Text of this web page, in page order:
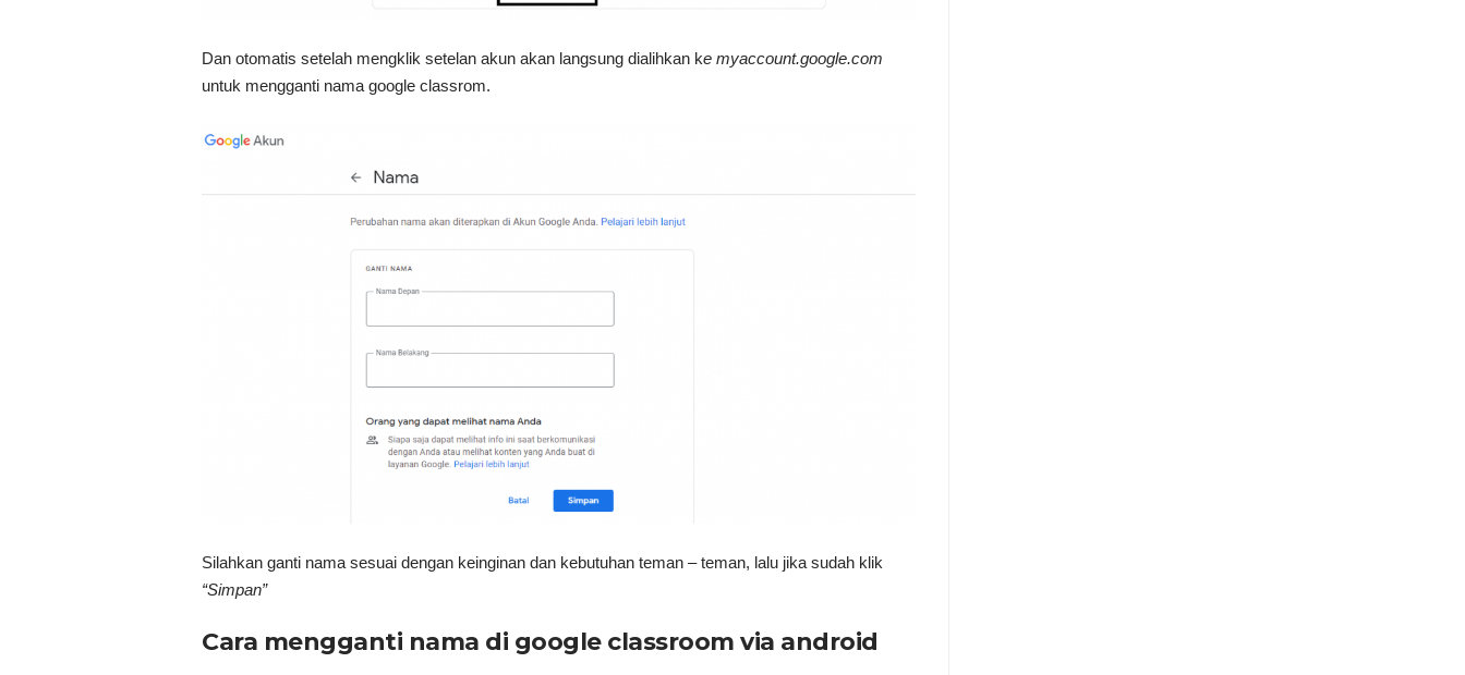
Dan otomatis setelah mengklik setelan akun akan langsung dialihkan ke myaccount.google.com
untuk mengganti nama google classrom.
Silahkan ganti nama sesuai dengan keinginan dan kebutuhan teman – teman, lalu jika sudah klik
“Simpan”
Cara mengganti nama di google classroom via android